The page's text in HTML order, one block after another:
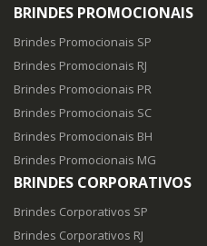
BRINDES PROMOCIONAIS
Brindes Promocionais SP
Brindes Promocionais RJ
Brindes Promocionais PR
Brindes Promocionais SC
Brindes Promocionais BH
Brindes Promocionais MG
BRINDES CORPORATIVOS
Brindes Corporativos SP
Brindes Corporativos RJ